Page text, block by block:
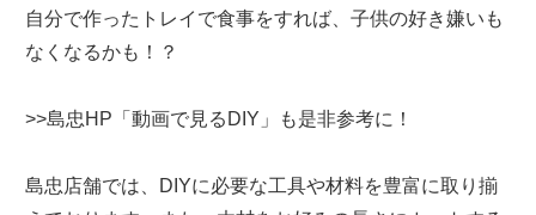
自分で作ったトレイで食事をすれば、子供の好き嫌いも
なくなるかも！？
>>島忠HP「動画で見るDIY」も是非参考に！
島忠店舗では、DIYに必要な工具や材料を豊富に取り揃